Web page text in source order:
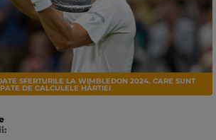
SFERTURILE LA WIMBLEDON 2024. CARE SUNT
DE CALCULELE HÂRTIEI